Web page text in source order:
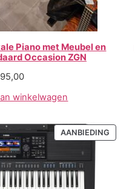
Piano met Meubel en
Occasion ZGN
winkelwagen
AANBIEDING